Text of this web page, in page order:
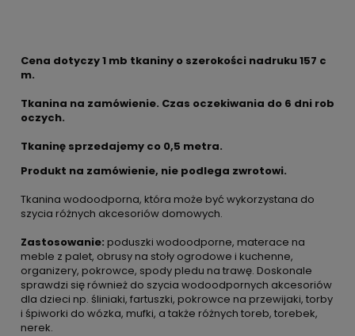
Cena dotyczy 1 mb tkaniny o szerokości nadruku 157 c
m.
Tkanina na zamówienie. Czas oczekiwania do 6 dni rob
oczych.
Tkaninę sprzedajemy co 0,5 metra.
Produkt na zamówienie, nie podlega zwrotowi.
Tkanina wodoodporna, która może być wykorzystana do
szycia różnych akcesoriów domowych.
Zastosowanie: poduszki wodoodporne, materace na
meble z palet, obrusy na stoły ogrodowe i kuchenne,
organizery, pokrowce, spody pledu na trawę. Doskonale
sprawdzi się również do szycia wodoodpornych akcesoriów
dla dzieci np. śliniaki, fartuszki, pokrowce na przewijaki, torby
i śpiworki do wózka, mufki, a także różnych toreb, torebek,
nerek.